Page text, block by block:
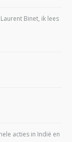
Binet, ik lees
acties in Indië en